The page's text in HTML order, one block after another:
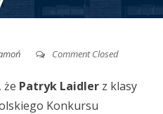
Comment Closed
że Patryk Laidler z klasy
Konkursu